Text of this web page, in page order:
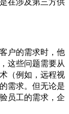
户的需求时，他
这些问题需要从
（例如，远程视
需求。但无论是
员工的需求，企